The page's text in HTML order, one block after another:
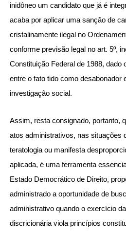
inidôneo um candidato que já é
acaba por aplicar uma sanção de
cristalinamente ilegal no
conforme previsão legal no art. 5º,
Constituição Federal de 1988, dado
entre o fato tido como desabonador
investigação social.
Assim, resta consignado, portanto,
atos administrativos, nas situações
teratologia ou manifesta
aplicada, é uma ferramenta
Estado Democrático de Direito,
administrado a oportunidade de
administrativo quando o exercício
discricionária viola princípios